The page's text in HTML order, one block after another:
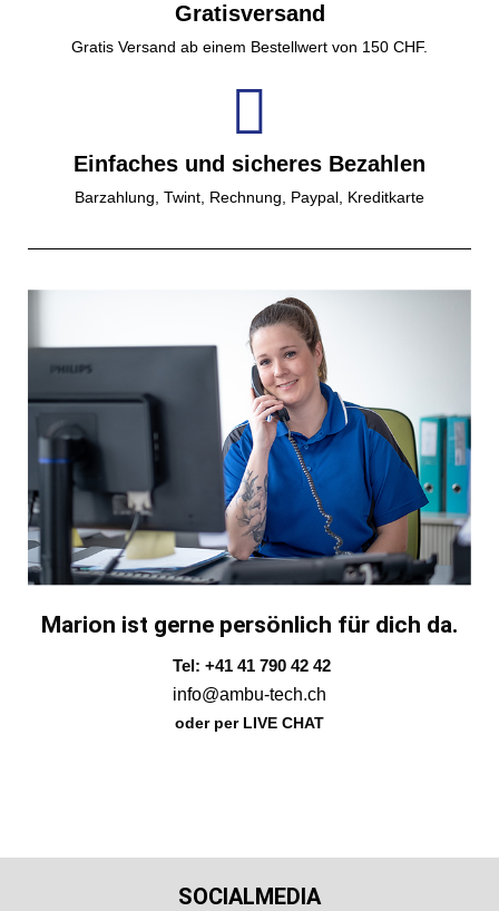
Gratisversand
Gratis Versand ab einem Bestellwert von 150 CHF.
Einfaches und sicheres Bezahlen
Barzahlung, Twint, Rechnung, Paypal, Kreditkarte
Marion ist gerne persönlich für dich da.
Tel: +41 41 790 42 42
info@ambu-tech.ch
oder per LIVE CHAT
SOCIALMEDIA